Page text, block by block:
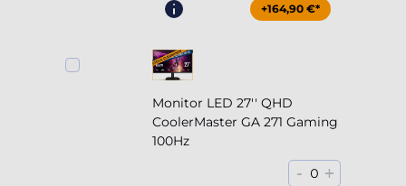
+164,90 €*
Monitor LED 27'' QHD
CoolerMaster GA 271 Gaming
100Hz
- 0 +